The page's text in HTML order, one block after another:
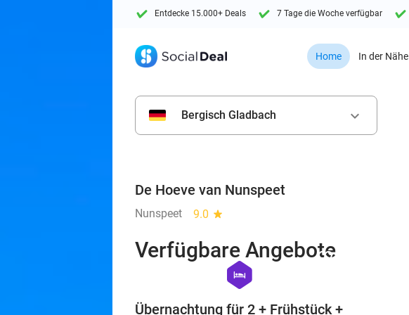
Entdecke 15.000+ Deals 7 Tage die Woche verfügbar
Home In der Nähe
Bergisch Gladbach keyboard_arrow_down
De Hoeve van Nunspeet
Nunspeet 9.0 star
Verfügbare Angebote
favorite_border
hexagon
hotel
Übernachtung für 2 + Frühstück +